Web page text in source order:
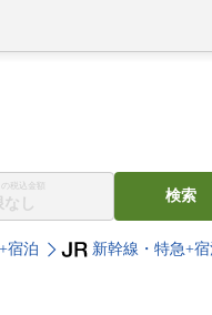
税込金額
検索
宿泊 新幹線・特急+宿